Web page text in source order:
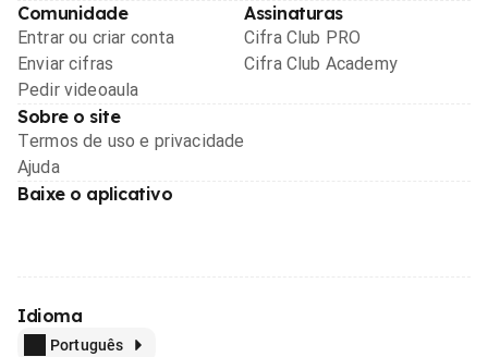
Comunidade
Entrar ou criar conta
Enviar cifras
Pedir videoaula
Assinaturas
Cifra Club PRO
Cifra Club Academy
Sobre o site
Termos de uso e privacidade
Ajuda
Baixe o aplicativo
Idioma
Português